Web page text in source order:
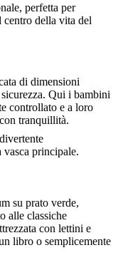
perfetta per
centro della vita del
di dimensioni
Qui i bambini
controllato e a loro
tranquillità.
vasca principale.
su prato verde,
alle classiche
con lettini e
libro o semplicemente